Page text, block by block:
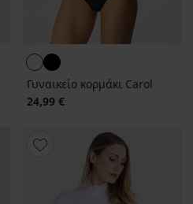
Γυναικείο κορμάκι Carol
24,99 €